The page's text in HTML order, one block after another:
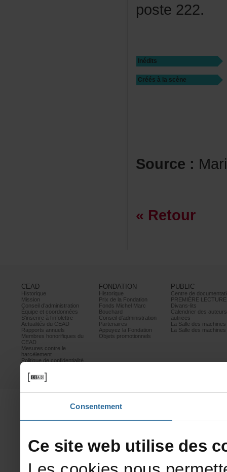
Consentement
poste222.
Inédits
Créésàlascène
Source:
«Retour
CEAD
Historique
Mission
Conseild’administration
Équipeetcoordonnées
S’inscrireàl’infolettre
ActualitésduCEAD
Rapportsannuels
Membreshonorifiquesdu
CEAD
Mesurescontrele
harcèlement
Politiquedeconfidentialité
Partenaires
FONDATION
Historique
PrixdelaFondation
FondsMichelMarc
Bouchard
Conseild’administration
Partenaires
AppuyezlaFondation
Objetspromotionnels
PUBLIC
PREMIÈRELECTURE
Divans-lits
autrices